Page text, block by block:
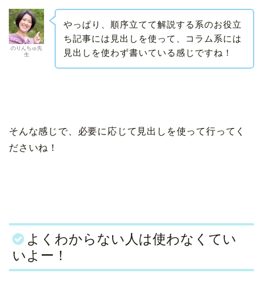
のりんちゅ先
生
やっぱり、順序立てて解説する系のお役立
ち記事には見出しを使って、コラム系には
見出しを使わず書いている感じですね！
そんな感じで、必要に応じて見出しを使って行ってく
ださいね！
よくわからない人は使わなくてい
いよー！